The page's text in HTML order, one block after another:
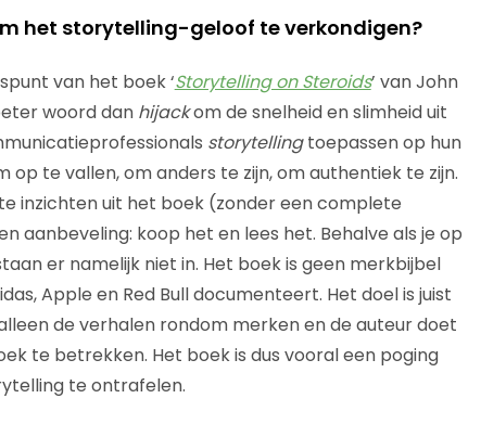
het storytelling-geloof te verkondigen?
van het boek ‘Storytelling on Steroids’ van John
woord dan hijackom de snelheid en slimheid uit
storytellingtoepassen op hun
te vallen, om anders te zijn, om authentiek te zijn.
inzichten uit het boek (zonder een complete
aanbeveling: koop het en lees het. Behalve als je op
er namelijk niet in. Het boek is geen merkbijbel
Apple en Red Bull documenteert. Het doel is juist
de verhalen rondom merken en de auteur doet
te betrekken. Het boek is dus vooral een poging
te ontrafelen.